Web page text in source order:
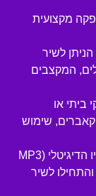
מקצועית
הניתן לשיר
המקצבים
ביתי או
שימוש
הורידו את קובץ האודיו הדיגיטלי (MP3
לשיר